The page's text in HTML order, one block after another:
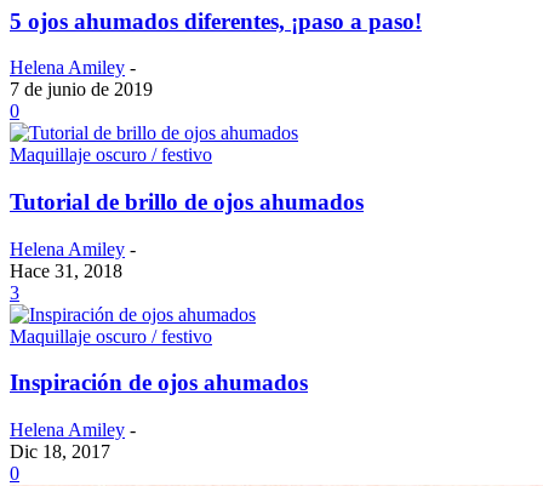
5 ojos ahumados diferentes, ¡paso a paso!
Helena Amiley -
7 de junio de 2019
0
Maquillaje oscuro / festivo
Tutorial de brillo de ojos ahumados
Helena Amiley -
Hace 31, 2018
3
Maquillaje oscuro / festivo
Inspiración de ojos ahumados
Helena Amiley -
Dic 18, 2017
0